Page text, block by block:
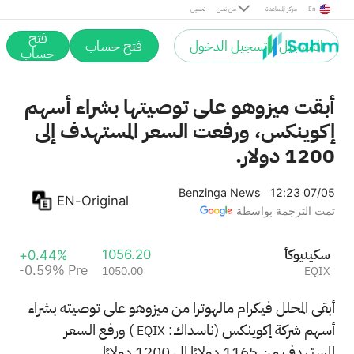
تحميل من نحن مركز المساعدة En
التسجيل / تسجيل الدخول فتح حساب فتح
حساب
أبقت ميزوهو على توصيتها بشراء أسهم
إكوينكس، ورفعت السعر المستهدف إلى
1200 دولار.
Benzinga News
12:23 07/05
تمت الترجمة بواسطة
EN-Original
أكوينيكس
EQIX
1056.20
1050.00
+0.44%
-0.59% Pre
أبقى المحلل فيكرام مالهوترا من ميزوهو على توصيته بشراء
أسهم شركة إكوينكس (ناسداك: EQIX) ورفع السعر